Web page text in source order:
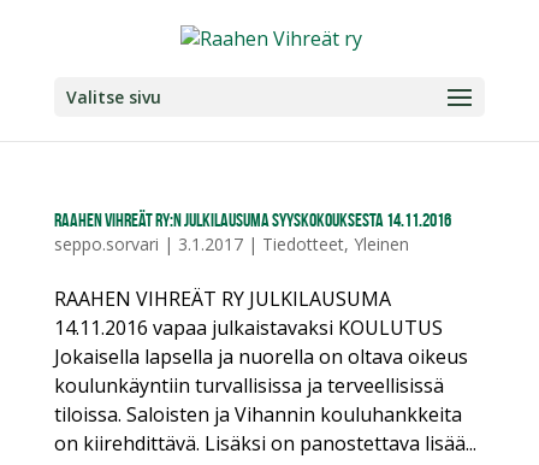
Valitse sivu
Raahen vihreät ry:n julkilausuma syyskokouksesta 14.11.2016
seppo.sorvari | 3.1.2017| Tiedotteet, Yleinen
RAAHEN VIHREÄT RY JULKILAUSUMA
14.11.2016 vapaa julkaistavaksi KOULUTUS
Jokaisella lapsella ja nuorella on oltava oikeus
koulunkäyntiin turvallisissa ja terveellisissä
tiloissa. Saloisten ja Vihannin kouluhankkeita
on kiirehdittävä. Lisäksi on panostettava lisää...